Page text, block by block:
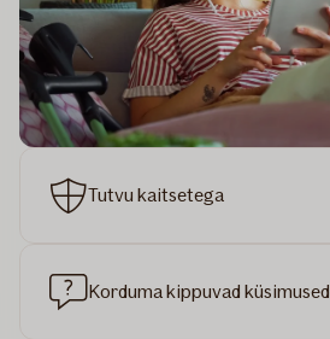
Tutvu kaitsetega
Korduma kippuvad küsimused